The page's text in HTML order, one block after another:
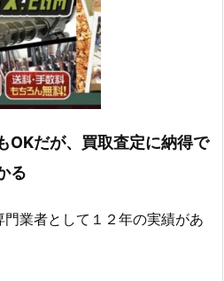
OKだが、買取査定に納得で
る
業者として１２年の実績があ